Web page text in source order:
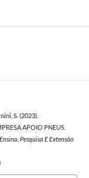
S. (2023).
APOIO PNEUS.
Pesquisa E Extensão